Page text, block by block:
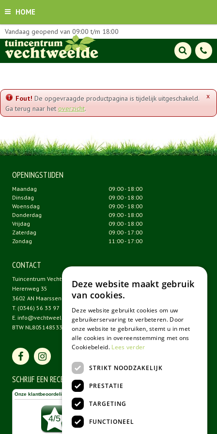
HOME
Vandaag geopend van 09:00 t/m 18:00
x
Fout! De opgevraagde productpagina is tijdelijk uitgeschakeld.
Ga terug naar het overzicht.
OPENINGSTIJDEN
Maandag
09:00 - 18:00
Dinsdag
09:00 - 18:00
Woensdag
09:00 - 18:00
Donderdag
09:00 - 18:00
Vrijdag
09:00 - 18:00
Zaterdag
09:00 - 17:00
Zondag
11:00 - 17:00
CONTACT
Tuincentrum Vechtweelde
Herenweg 35
3602 AN Maarssen
T. (0346) 56 33 97
E. info@vechtweelde.nl
BTW NL805148533B01
SCHRIJF EEN RECENSIE
Deze website maakt gebruik
van cookies.
Deze website gebruikt cookies om uw
gebruikerservaring te verbeteren. Door
onze website te gebruiken, stemt u in met
alle cookies in overeenstemming met ons
Cookiebeleid. Lees verder
STRIKT NOODZAKELIJK
PRESTATIE
TARGETING
FUNCTIONEEL